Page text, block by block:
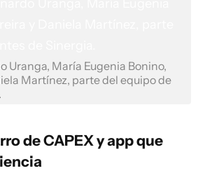
Uranga, María Eugenia Bonino,
Martínez, parte del equipo de
de CAPEX y app que